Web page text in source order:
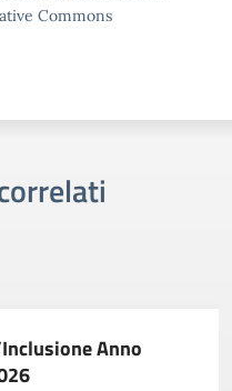
Commons
Anno